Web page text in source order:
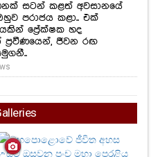
සටන් කළත් අවසානයේ
පරාජය කළා.. එක්
ප්‍රේක්ෂක හද
ප්‍රවීණයෙන්, ජීවන රඟ